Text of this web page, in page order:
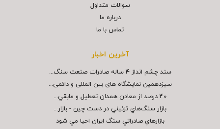
سوالات متداول
درباره ما
تماس با ما
آخرین اخبار
سند چشم انداز ۴ ساله صادرات صنعت سنگ...
سیزدهمین نمایشگاه های بین المللی و دائمی...
40 درصد از معادن همدان تعطيل و مابقي...
بازار سنگ‌هاي تزئيني در دست چين - بازار...
بازارهاي صادراتي سنگ ايران احيا مي شود